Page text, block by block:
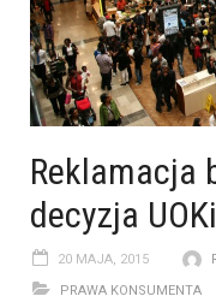
Reklamacja
decyzja
20 MAJA, 2015
PRAWA KONSUMENTA